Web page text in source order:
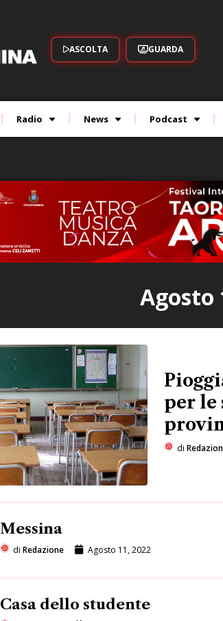
ASCOLTA GUARDA
Radio News Podcast
Agosto
per le
di
Messina
di Redazione Agosto 11, 2022
Casa dello studente